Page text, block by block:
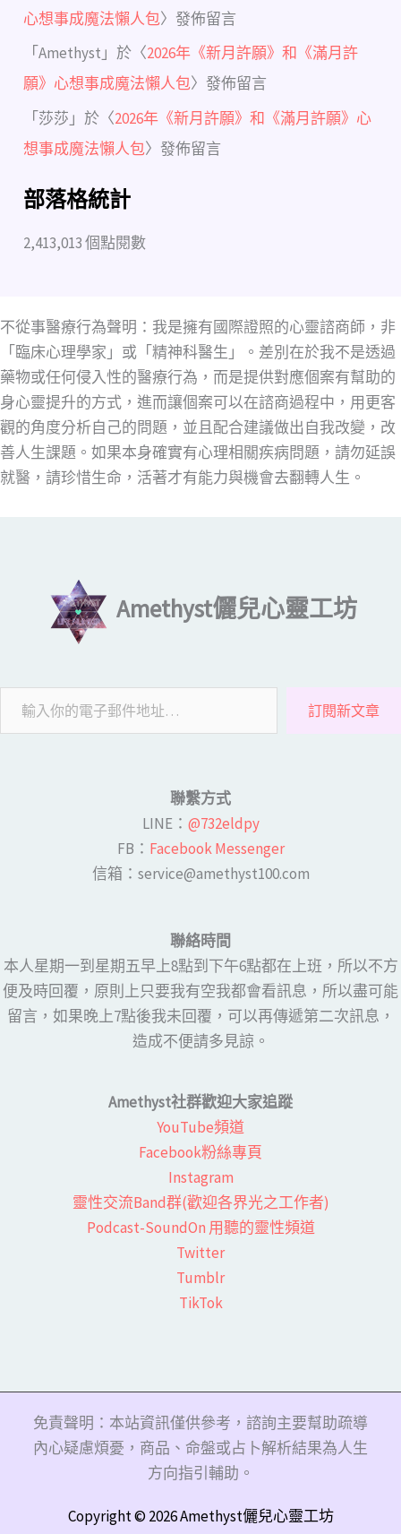
心想事成魔法懶人包〉發佈留言
「Amethyst 」於〈2026年《新月許願》和《滿月許
願》心想事成魔法懶人包〉發佈留言
「 莎莎 」於〈2026年《新月許願》和《滿月許願》心
想事成魔法懶人包〉發佈留言
部落格統計
2,413,013 個點閱數
不從事醫療行為聲明：我是擁有國際證照的心靈諮商師，非
「臨床心理學家」或「精神科醫生」。差別在於我不是透過
藥物或任何侵入性的醫療行為，而是提供對應個案有幫助的
身心靈提升的方式，進而讓個案可以在諮商過程中，用更客
觀的角度分析自己的問題，並且配合建議做出自我改變，改
善人生課題。如果本身確實有心理相關疾病問題，請勿延誤
就醫，請珍惜生命，活著才有能力與機會去翻轉人生。
Amethyst儷兒心靈工坊
訂閱新文章
聯繫方式
LINE​： @732eldpy
FB：​ Facebook Messenger
​​信箱：service@amethyst100.com
聯絡時間
本人星期一到星期五早上8點到下午6點都在上班，所以不方
便及時回覆，原則上只要我有空我都會看訊息，所以盡可能
留言，如果晚上7點後我未回覆，可以再傳遞第二次訊息，
造成不便請多見諒。
Amethyst社群歡迎大家追蹤
YouTube頻道
Facebook粉絲專頁​
Instagram
靈性交流Band群(歡迎各界光之工作者)​
Podcast-SoundOn 用聽的靈性頻道
​Twitter
Tumblr
TikTok
免責聲明：本站資訊僅供參考，諮詢主要幫助疏導
內心疑慮煩憂，商品、命盤或占卜解析結果為人生
方向指引輔助。
Copyright © 2026 Amethyst儷兒心靈工坊